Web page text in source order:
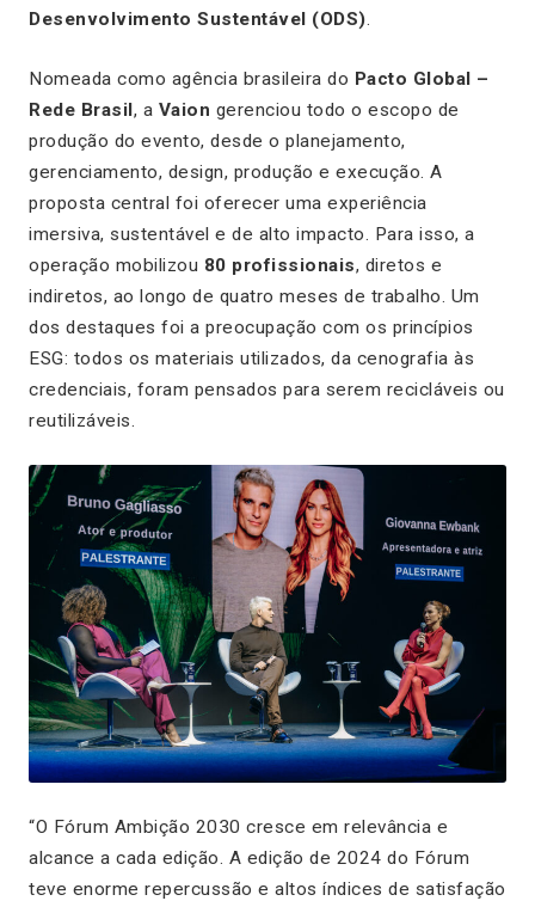
Desenvolvimento Sustentável (ODS).
Nomeada como agência brasileira do Pacto Global –
Rede Brasil, a Vaion gerenciou todo o escopo de
produção do evento, desde o planejamento,
gerenciamento, design, produção e execução. A
proposta central foi oferecer uma experiência
imersiva, sustentável e de alto impacto. Para isso, a
operação mobilizou 80 profissionais, diretos e
indiretos, ao longo de quatro meses de trabalho. Um
dos destaques foi a preocupação com os princípios
ESG: todos os materiais utilizados, da cenografia às
credenciais, foram pensados para serem recicláveis ou
reutilizáveis.
“O Fórum Ambição 2030 cresce em relevância e
alcance a cada edição. A edição de 2024 do Fórum
teve enorme repercussão e altos índices de satisfação